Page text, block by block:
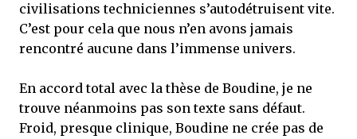
civilisations techniciennes s’autodétruisent vite.
C’est pour cela que nous n’en avons jamais
rencontré aucune dans l’immense univers.
En accord total avec la thèse de Boudine, je ne
trouve néanmoins pas son texte sans défaut.
Froid, presque clinique, Boudine ne crée pas de